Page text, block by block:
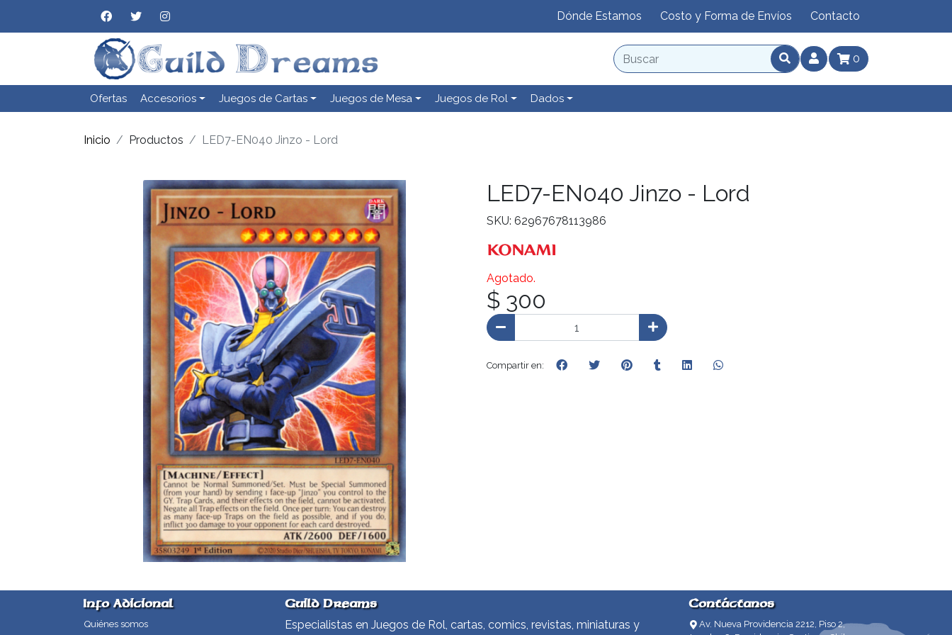
Dónde Estamos Costo y Forma de Envíos Contacto
0
Ofertas Accesorios Juegos de Cartas Juegos de Mesa Juegos de Rol Dados
Inicio Productos LED7-EN040 Jinzo - Lord
LED7-EN040 Jinzo - Lord
SKU: 62967678113986
Agotado.
$ 300
Compartir en:
Info Adicional
Quiénes somos
Guild Dreams
Especialistas en Juegos de Rol, cartas, comics, revistas, miniaturas y
Contáctanos
Av. Nueva Providencia 2212, Piso 2,